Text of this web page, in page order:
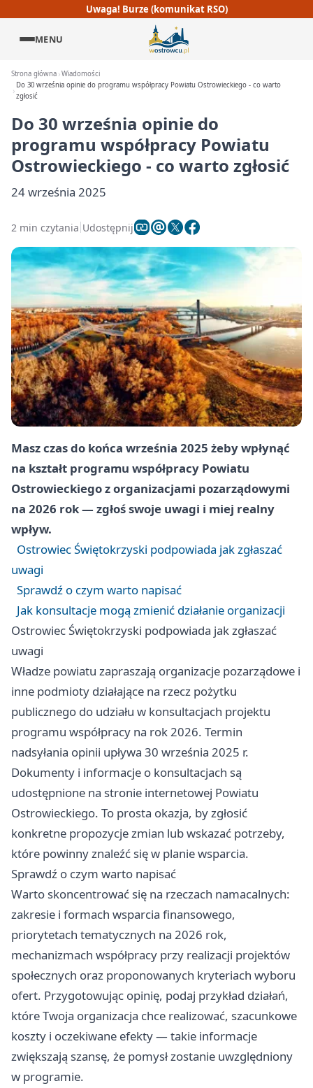
Uwaga! Burze (komunikat RSO)
MENU
Strona główna Wiadomości
Do 30 września opinie do programu współpracy Powiatu Ostrowieckiego - co warto
zgłosić
Do 30 września opinie do
programu współpracy Powiatu
Ostrowieckiego - co warto zgłosić
24 września 2025
2 min czytania Udostępnij
Masz czas do końca września 2025 żeby wpłynąć
na kształt programu współpracy Powiatu
Ostrowieckiego z organizacjami pozarządowymi
na 2026 rok — zgłoś swoje uwagi i miej realny
wpływ.
Ostrowiec Świętokrzyski podpowiada jak zgłaszać
uwagi
Sprawdź o czym warto napisać
Jak konsultacje mogą zmienić działanie organizacji
Ostrowiec Świętokrzyski podpowiada jak zgłaszać
uwagi
Władze powiatu zapraszają organizacje pozarządowe i
inne podmioty działające na rzecz pożytku
publicznego do udziału w konsultacjach projektu
programu współpracy na rok 2026. Termin
nadsyłania opinii upływa 30 września 2025 r.
Dokumenty i informacje o konsultacjach są
udostępnione na stronie internetowej Powiatu
Ostrowieckiego. To prosta okazja, by zgłosić
konkretne propozycje zmian lub wskazać potrzeby,
które powinny znaleźć się w planie wsparcia.
Sprawdź o czym warto napisać
Warto skoncentrować się na rzeczach namacalnych:
zakresie i formach wsparcia finansowego,
priorytetach tematycznych na 2026 rok,
mechanizmach współpracy przy realizacji projektów
społecznych oraz proponowanych kryteriach wyboru
ofert. Przygotowując opinię, podaj przykład działań,
które Twoja organizacja chce realizować, szacunkowe
koszty i oczekiwane efekty — takie informacje
zwiększają szansę, że pomysł zostanie uwzględniony
w programie.